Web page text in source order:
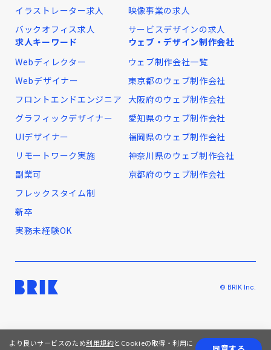
イラストレーター求人
バックオフィス求人
映像事業の求人
サービスデザインの求人
求人キーワード
Webディレクター
Webデザイナー
フロントエンドエンジニア
グラフィックデザイナー
UIデザイナー
リモートワーク実施
副業可
フレックスタイム制
新卒
実務未経験OK
ウェブ・デザイン制作会社
ウェブ制作会社一覧
東京都のウェブ制作会社
大阪府のウェブ制作会社
愛知県のウェブ制作会社
福岡県のウェブ制作会社
神奈川県のウェブ制作会社
京都府のウェブ制作会社
© BRIK Inc.
より良いサービスのため利用規約とCookieの取得・利用に